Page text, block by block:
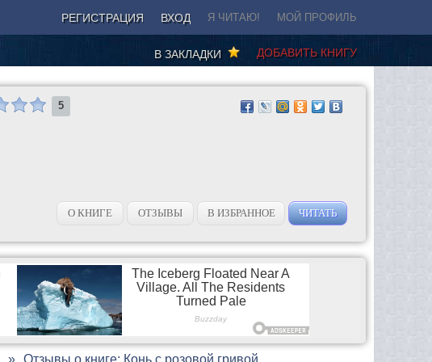
РЕГИСТРАЦИЯ ВХОД Я ЧИТАЮ! МОЙ ПРОФИЛЬ
ДОБАВИТЬ КНИГУ
В ЗАКЛАДКИ
5
О КНИГЕ ОТЗЫВЫ В ИЗБРАННОЕ ЧИТАТЬ
Отзывы о книге: Конь с розовой гривой